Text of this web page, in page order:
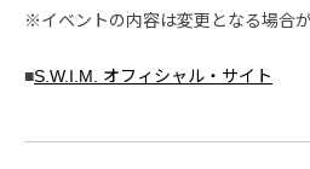
※イベントの内容は変更となる場合が
■S.W.I.M. オフィシャル・サイト